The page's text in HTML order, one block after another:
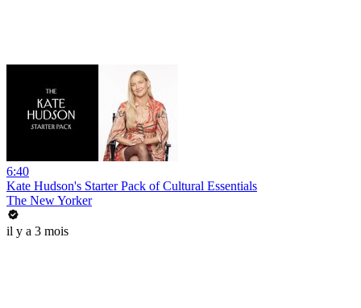
6:40
Kate Hudson's Starter Pack of Cultural Essentials
The New Yorker
il y a 3 mois